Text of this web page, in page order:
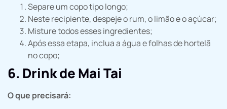
Separe um copo tipo longo;
Neste recipiente, despeje o rum, o limão e o açúcar;
Misture todos esses ingredientes;
Após essa etapa, inclua a água e folhas de hortelã
no copo;
6. Drink de Mai Tai
O que precisará: